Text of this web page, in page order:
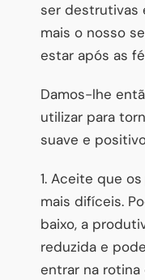
ser destrutivas
mais o nosso
estar após as
Damos-lhe
utilizar para
suave e
1. Aceite que
mais difíceis.
baixo, a
reduzida e
entrar na